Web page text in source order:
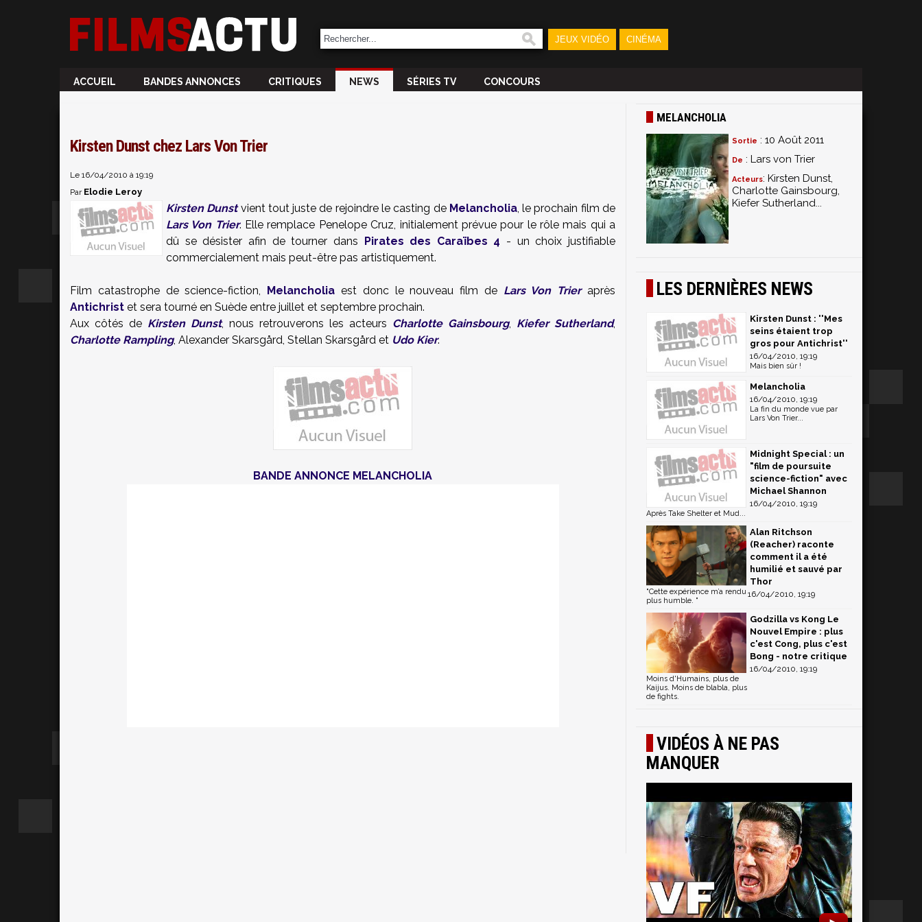
JEUX VIDÉO CINÉMA
ACCUEIL BANDES ANNONCES CRITIQUES NEWS SÉRIES TV CONCOURS
Kirsten Dunst chez Lars Von Trier
Le 16/04/2010 à 19:19
Par Elodie Leroy
Kirsten Dunstvient tout juste de rejoindre le casting de Melancholia, le prochain film de
Lars Von Trier. Elle remplace Penelope Cruz, initialement prévue pour le rôle mais qui a
dû se désister afin de tourner dans Pirates des Caraïbes 4 - un choix justifiable
commercialement mais peut-être pas artistiquement.
Film catastrophe de science-fiction, Melancholia est donc le nouveau film de Lars Von Trieraprès
Antichrist et sera tourné en Suède entre juillet et septembre prochain.
Aux côtés de Kirsten Dunst, nous retrouverons les acteurs Charlotte Gainsbourg, Kiefer Sutherland,
Charlotte Rampling, Alexander Skarsgård, Stellan Skarsgård et Udo Kier.
BANDE ANNONCE MELANCHOLIA
MELANCHOLIA
Sortie : 10 Août 2011
De : Lars von Trier
Acteurs: Kirsten Dunst,
Charlotte Gainsbourg,
Kiefer Sutherland...
LES DERNIÈRES NEWS
Kirsten Dunst : ''Mes
seins étaient trop
gros pour Antichrist''
16/04/2010, 19:19
Mais bien sûr !
Melancholia
16/04/2010, 19:19
La fin du monde vue par
Lars Von Trier...
Midnight Special : un
"film de poursuite
science-fiction" avec
Michael Shannon
16/04/2010, 19:19
Après Take Shelter et Mud...
Alan Ritchson
(Reacher) raconte
comment il a été
humilié et sauvé par
Thor
16/04/2010, 19:19
"Cette expérience m’a rendu
plus humble. "
Godzilla vs Kong Le
Nouvel Empire : plus
c'est Cong, plus c'est
Bong - notre critique
16/04/2010, 19:19
Moins d'Humains, plus de
Kaijus. Moins de blabla, plus
de fights.
VIDÉOS À NE PAS
MANQUER